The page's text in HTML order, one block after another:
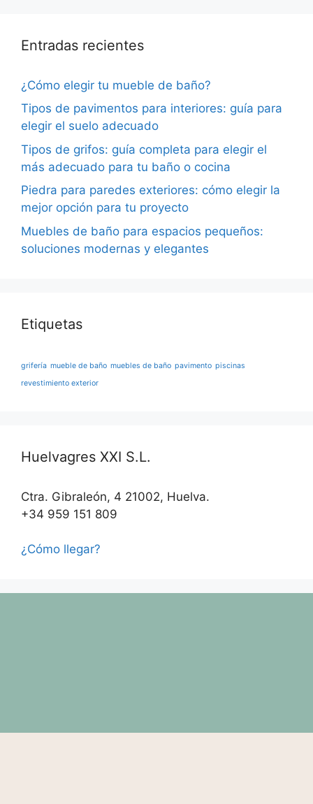
Entradas recientes
¿Cómo elegir tu mueble de baño?
Tipos de pavimentos para interiores: guía para
elegir el suelo adecuado
Tipos de grifos: guía completa para elegir el
más adecuado para tu baño o cocina
Piedra para paredes exteriores: cómo elegir la
mejor opción para tu proyecto
Muebles de baño para espacios pequeños:
soluciones modernas y elegantes
Etiquetas
grifería mueble de baño muebles de baño pavimento piscinas
revestimiento exterior
Huelvagres XXI S.L.
Ctra. Gibraleón, 4 21002, Huelva.
+34 959 151 809
¿Cómo llegar?